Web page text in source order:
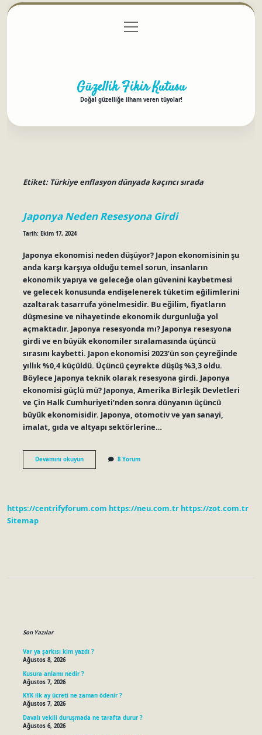
Gizlilik Politikası
menüyü
aç
Güzellik Fikir Kutusu
Doğal güzelliğe ilham veren tüyolar!
Etiket: Türkiye enflasyon dünyada kaçıncı sırada
Japonya Neden Resesyona Girdi
Tarih: Ekim 17, 2024
Japonya ekonomisi neden düşüyor? Japon ekonomisinin şu
anda karşı karşıya olduğu temel sorun, insanların
ekonomik yapıya ve geleceğe olan güvenini kaybetmesi
ve gelecek konusunda endişelenerek tüketim eğilimlerini
azaltarak tasarrufa yönelmesidir. Bu eğilim, fiyatların
düşmesine ve nihayetinde ekonomik durgunluğa yol
açmaktadır. Japonya resesyonda mı? Japonya resesyona
girdi ve en büyük ekonomiler sıralamasında üçüncü
sırasını kaybetti. Japon ekonomisi 2023’ün son çeyreğinde
yıllık %0,4 küçüldü. Üçüncü çeyrekte düşüş %3,3 oldu.
Böylece Japonya teknik olarak resesyona girdi. Japonya
ekonomisi güçlü mü? Japonya, Amerika Birleşik Devletleri
ve Çin Halk Cumhuriyeti’nden sonra dünyanın üçüncü
büyük ekonomisidir. Japonya, otomotiv ve yan sanayi,
imalat, gıda ve altyapı sektörlerine…
Devamını okuyunJaponya
Neden
8 Yorum
https://centrifyforum.com https://neu.com.tr https://zot.com.tr
Sitemap
Son Yazılar
Var ya şarkısı kim yazdı ?
Ağustos 8, 2026
Kusura anlamı nedir ?
Ağustos 7, 2026
KYK ilk ay ücreti ne zaman ödenir ?
Ağustos 7, 2026
Davalı vekili duruşmada ne tarafta durur ?
Ağustos 6, 2026